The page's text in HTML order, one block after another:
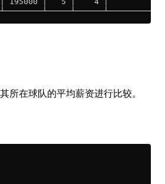
所在球队的平均薪资进行比较。